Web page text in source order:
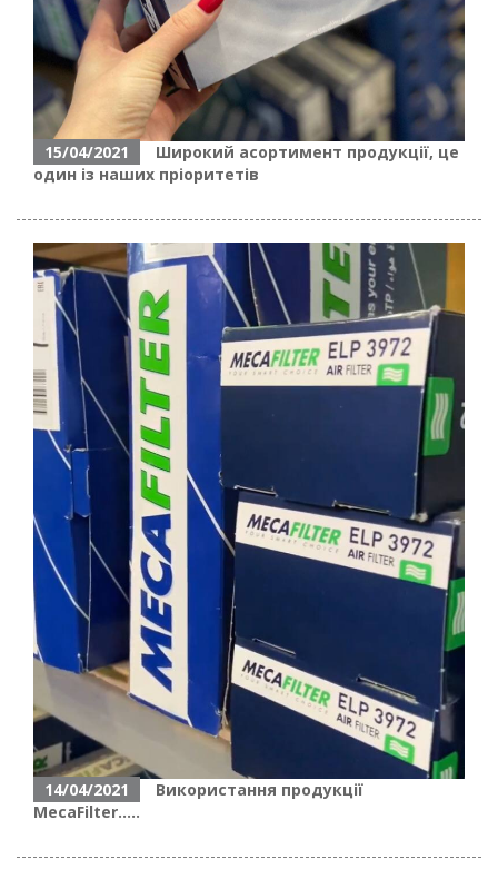
15/04/2021
Широкий асортимент продукції, це
один із наших пріоритетів
14/04/2021
Використання продукції
MecaFilter.....